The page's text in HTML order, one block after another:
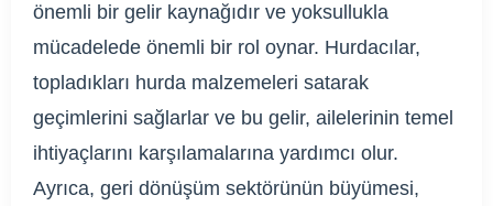
önemli bir gelir kaynağıdır ve yoksullukla
mücadelede önemli bir rol oynar. Hurdacılar,
topladıkları hurda malzemeleri satarak
geçimlerini sağlarlar ve bu gelir, ailelerinin temel
ihtiyaçlarını karşılamalarına yardımcı olur.
Ayrıca, geri dönüşüm sektörünün büyümesi,